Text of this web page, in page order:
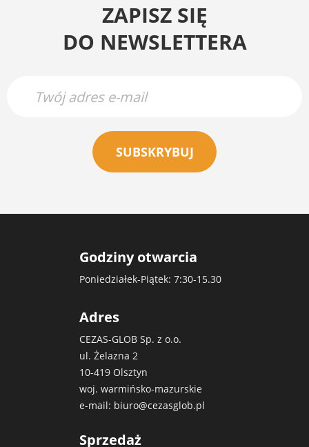
ZAPISZ SIĘ
DO NEWSLETTERA
SUBSKRYBUJ
Godziny otwarcia
Poniedziałek-Piątek: 7:30-15.30
Adres
CEZAS-GLOB Sp. z o.o.
ul. Żelazna 2
10-419 Olsztyn
woj. warmińsko-mazurskie
e-mail: biuro@cezasglob.pl
Sprzedaż